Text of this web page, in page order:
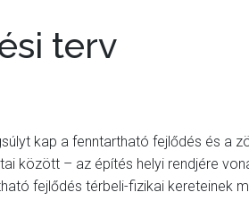
terv
kap a fenntartható fejlődés és a
között – az építés helyi rendjére
fejlődés térbeli-fizikai kereteinek